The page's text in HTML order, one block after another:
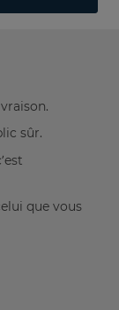
sûr.
que vous